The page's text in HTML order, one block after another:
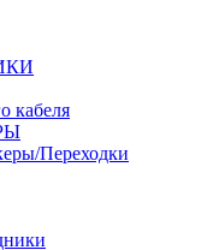
кабеля
Переходки